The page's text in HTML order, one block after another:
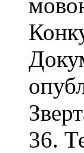
36.